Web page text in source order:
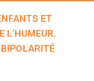
ET
L’HUMEUR.